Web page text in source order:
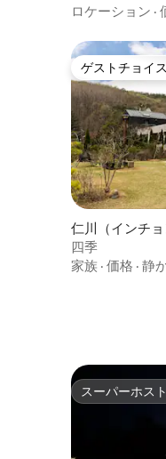
ャグジー/テラ
ロケーション ·
ゲストチョイス
ゲストチョイス
仁川（インチ
四季
家族 · 価格 · 静
スーパーホスト
スーパーホスト